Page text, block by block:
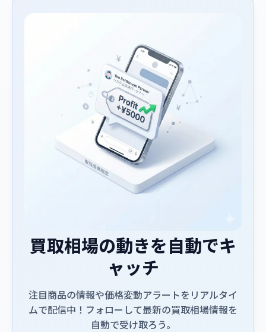
買取相場の動きを自動でキ
ャッチ
注目商品の情報や価格変動アラートをリアルタイ
ムで配信中！フォローして最新の買取相場情報を
自動で受け取ろう。